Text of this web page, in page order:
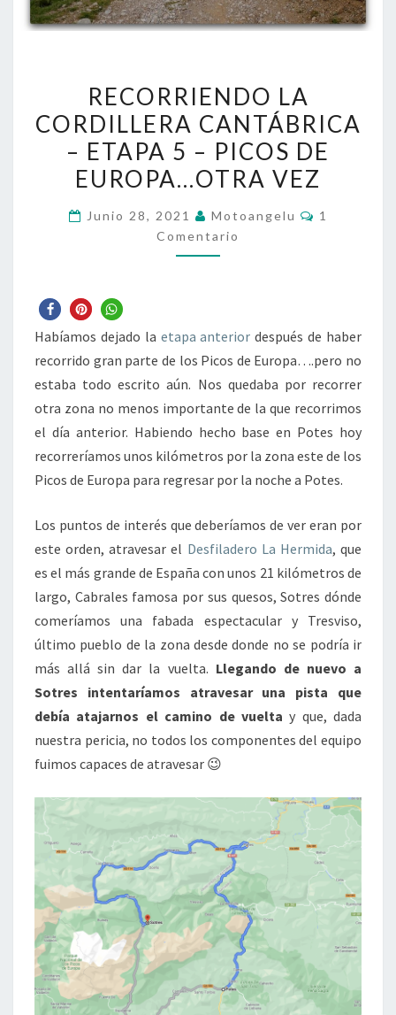
LA
CORDILLERA
CANTÁBRICA
–
5
–
OTRA
VEZ
RECORRIENDO LA
CORDILLERA CANTÁBRICA
– ETAPA 5 – PICOS DE
EUROPA…OTRA VEZ
Junio 28, 2021 Motoangelu
1
Comentario
Habíamos dejado la etapa anterior después de haber
recorrido gran parte de los Picos de Europa….pero no
estaba todo escrito aún. Nos quedaba por recorrer
otra zona no menos importante de la que recorrimos
el día anterior. Habiendo hecho base en Potes hoy
recorreríamos unos kilómetros por la zona este de los
Picos de Europa para regresar por la noche a Potes.
Los puntos de interés que deberíamos de ver eran por
este orden, atravesar el Desfiladero La Hermida, que
es el más grande de España con unos 21 kilómetros de
largo, Cabrales famosa por sus quesos, Sotres dónde
comeríamos una fabada espectacular y Tresviso,
último pueblo de la zona desde donde no se podría ir
más allá sin dar la vuelta. Llegando de nuevo a
Sotres intentaríamos atravesar una pista que
debía atajarnos el camino de vuelta y que, dada
nuestra pericia, no todos los componentes del equipo
fuimos capaces de atravesar 😉